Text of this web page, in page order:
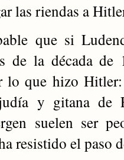
las riendas a
que si
de la década de
lo que hizo
y gitana de
suelen ser
resistido el paso